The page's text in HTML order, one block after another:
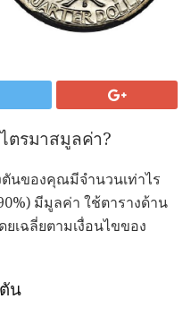
ตรมาสมูลค่า?
นของคุณมีจำนวนเท่าไร
มีมูลค่า ใช้ตารางด้าน
เฉลี่ยตามเงื่อนไขของ
น